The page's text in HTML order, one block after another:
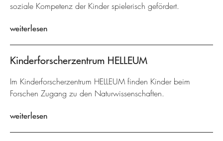
soziale Kompetenz der Kinder spielerisch gefördert.
weiterlesen
Kinderforscherzentrum HELLEUM
Im Kinderforscherzentrum HELLEUM finden Kinder beim
Forschen Zugang zu den Naturwissenschaften.
weiterlesen